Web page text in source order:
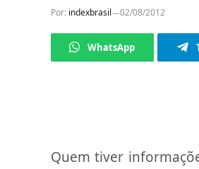
Por: indexbrasil 02/08/2012
WhatsApp
Quem tiver